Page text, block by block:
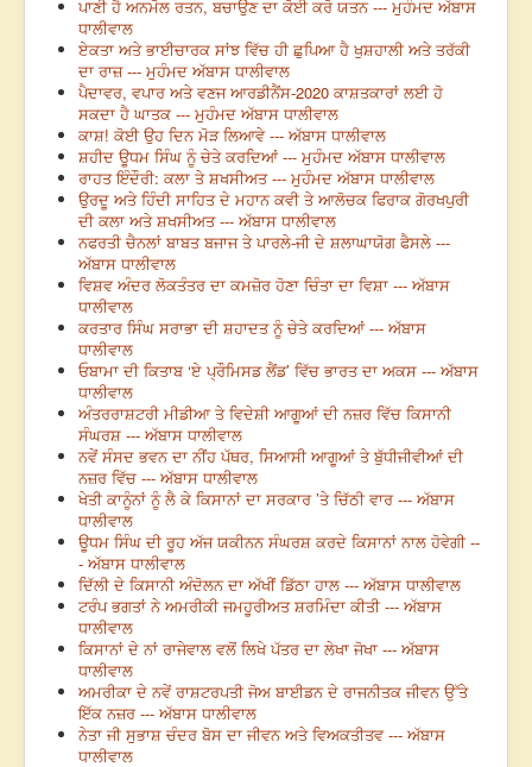
ਪਾਣੀ ਹੈ ਅਨਮੋਲ ਰਤਨ, ਬਚਾਉਣ ਦਾ ਕੋਈ ਕਰੋ ਯਤਨ --- ਮੁਹੰਮਦ ਅੱਬਾਸ
ਧਾਲੀਵਾਲ
ਏਕਤਾ ਅਤੇ ਭਾਈਚਾਰਕ ਸਾਂਝ ਵਿੱਚ ਹੀ ਛੁਪਿਆ ਹੈ ਖੁਸ਼ਹਾਲੀ ਅਤੇ ਤਰੱਕੀ
ਦਾ ਰਾਜ਼ --- ਮੁਹੰਮਦ ਅੱਬਾਸ ਧਾਲੀਵਾਲ
ਪੈਦਾਵਰ, ਵਪਾਰ ਅਤੇ ਵਣਜ ਆਰਡੀਨੈਂਸ-2020 ਕਾਸ਼ਤਕਾਰਾਂ ਲਈ ਹੋ
ਸਕਦਾ ਹੈ ਘਾਤਕ --- ਮੁਹੰਮਦ ਅੱਬਾਸ ਧਾਲੀਵਾਲ
ਕਾਸ਼! ਕੋਈ ਉਹ ਦਿਨ ਮੋੜ ਲਿਆਵੇ --- ਅੱਬਾਸ ਧਾਲੀਵਾਲ
ਸ਼ਹੀਦ ਊਧਮ ਸਿੰਘ ਨੂੰ ਚੇਤੇ ਕਰਦਿਆਂ --- ਮੁਹੰਮਦ ਅੱਬਾਸ ਧਾਲੀਵਾਲ
ਰਾਹਤ ਇੰਦੌਰੀ: ਕਲਾ ਤੇ ਸ਼ਖਸੀਅਤ --- ਮੁਹੰਮਦ ਅੱਬਾਸ ਧਾਲੀਵਾਲ
ਉਰਦੂ ਅਤੇ ਹਿੰਦੀ ਸਾਹਿਤ ਦੇ ਮਹਾਨ ਕਵੀ ਤੇ ਆਲੋਚਕ ਫਿਰਾਕ ਗੋਰਖਪੁਰੀ
ਦੀ ਕਲਾ ਅਤੇ ਸ਼ਖਸੀਅਤ --- ਅੱਬਾਸ ਧਾਲੀਵਾਲ
ਨਫਰਤੀ ਚੈਨਲਾਂ ਬਾਬਤ ਬਜਾਜ ਤੇ ਪਾਰਲੇ-ਜੀ ਦੇ ਸ਼ਲਾਘਾਯੋਗ ਫੈਸਲੇ ---
ਅੱਬਾਸ ਧਾਲੀਵਾਲ
ਵਿਸ਼ਵ ਅੰਦਰ ਲੋਕਤੰਤਰ ਦਾ ਕਮਜ਼ੋਰ ਹੋਣਾ ਚਿੰਤਾ ਦਾ ਵਿਸ਼ਾ --- ਅੱਬਾਸ
ਧਾਲੀਵਾਲ
ਕਰਤਾਰ ਸਿੰਘ ਸਰਾਭਾ ਦੀ ਸ਼ਹਾਦਤ ਨੂੰ ਚੇਤੇ ਕਰਦਿਆਂ --- ਅੱਬਾਸ
ਧਾਲੀਵਾਲ
ਓਬਾਮਾ ਦੀ ਕਿਤਾਬ ‘ਏ ਪ੍ਰੌਮਿਸਡ ਲੈਂਡ’ ਵਿੱਚ ਭਾਰਤ ਦਾ ਅਕਸ --- ਅੱਬਾਸ
ਧਾਲੀਵਾਲ
ਅੰਤਰਰਾਸ਼ਟਰੀ ਮੀਡੀਆ ਤੇ ਵਿਦੇਸ਼ੀ ਆਗੂਆਂ ਦੀ ਨਜ਼ਰ ਵਿੱਚ ਕਿਸਾਨੀ
ਸੰਘਰਸ਼ --- ਅੱਬਾਸ ਧਾਲੀਵਾਲ
ਨਵੇਂ ਸੰਸਦ ਭਵਨ ਦਾ ਨੀਂਹ ਪੱਥਰ, ਸਿਆਸੀ ਆਗੂਆਂ ਤੇ ਬੁੱਧੀਜੀਵੀਆਂ ਦੀ
ਨਜ਼ਰ ਵਿੱਚ --- ਅੱਬਾਸ ਧਾਲੀਵਾਲ
ਖੇਤੀ ਕਾਨੂੰਨਾਂ ਨੂੰ ਲੈ ਕੇ ਕਿਸਾਨਾਂ ਦਾ ਸਰਕਾਰ ’ਤੇ ਚਿੱਠੀ ਵਾਰ --- ਅੱਬਾਸ
ਧਾਲੀਵਾਲ
ਊਧਮ ਸਿੰਘ ਦੀ ਰੂਹ ਅੱਜ ਯਕੀਨਨ ਸੰਘਰਸ਼ ਕਰਦੇ ਕਿਸਾਨਾਂ ਨਾਲ ਹੋਵੇਗੀ --
- ਅੱਬਾਸ ਧਾਲੀਵਾਲ
ਦਿੱਲੀ ਦੇ ਕਿਸਾਨੀ ਅੰਦੋਲਨ ਦਾ ਅੱਖੀਂ ਡਿੱਠਾ ਹਾਲ --- ਅੱਬਾਸ ਧਾਲੀਵਾਲ
ਟਰੰਪ ਭਗਤਾਂ ਨੇ ਅਮਰੀਕੀ ਜਮਹੂਰੀਅਤ ਸ਼ਰਮਿੰਦਾ ਕੀਤੀ --- ਅੱਬਾਸ
ਧਾਲੀਵਾਲ
ਕਿਸਾਨਾਂ ਦੇ ਨਾਂ ਰਾਜੇਵਾਲ ਵਲੋਂ ਲਿਖੇ ਪੱਤਰ ਦਾ ਲੇਖਾ ਜੋਖਾ --- ਅੱਬਾਸ
ਧਾਲੀਵਾਲ
ਅਮਰੀਕਾ ਦੇ ਨਵੇਂ ਰਾਸ਼ਟਰਪਤੀ ਜੋਅ ਬਾਈਡਨ ਦੇ ਰਾਜਨੀਤਕ ਜੀਵਨ ਉੱਤੇ
ਇੱਕ ਨਜ਼ਰ --- ਅੱਬਾਸ ਧਾਲੀਵਾਲ
ਨੇਤਾ ਜੀ ਸੁਭਾਸ਼ ਚੰਦਰ ਬੋਸ ਦਾ ਜੀਵਨ ਅਤੇ ਵਿਅਕਤੀਤਵ --- ਅੱਬਾਸ
ਧਾਲੀਵਾਲ